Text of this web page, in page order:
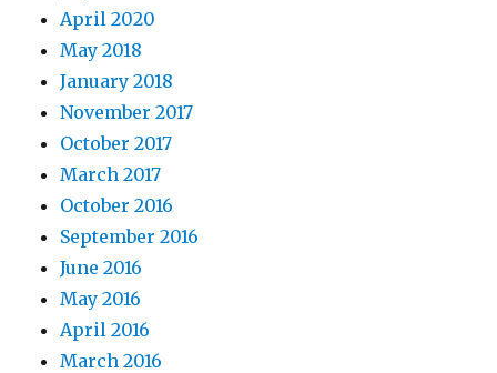
April 2020
May 2018
January 2018
November 2017
October 2017
March 2017
October 2016
September 2016
June 2016
May 2016
April 2016
March 2016